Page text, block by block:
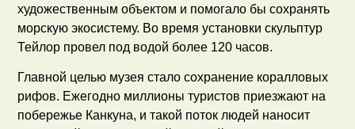
художественным объектом и помогало бы сохранять
морскую экосистему. Во время установки скульптур
Тейлор провел под водой более 120 часов.
Главной целью музея стало сохранение коралловых
рифов. Ежегодно миллионы туристов приезжают на
побережье Канкуна, и такой поток людей наносит